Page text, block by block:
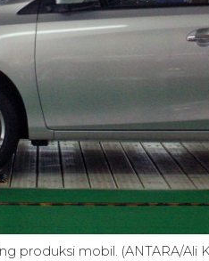
produksi mobil. (ANTARA/Ali